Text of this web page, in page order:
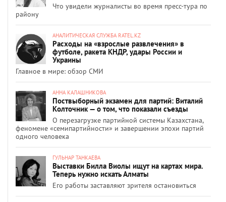
Что увидели журналисты во время пресс-тура по
району
АНАЛИТИЧЕСКАЯ СЛУЖБА RATEL.KZ
Расходы на «взрослые развлечения» в
футболе, ракета КНДР, удары России и
Украины
Главное в мире: обзор СМИ
АННА КАЛАШНИКОВА
Поствыборный экзамен для партий: Виталий
Колточник — о том, что показали съезды
О перезагрузке партийной системы Казахстана,
феномене «семипартийности» и завершении эпохи партий
одного человека
ГУЛЬНАР ТАНКАЕВА
Выставки Билла Виолы ищут на картах мира.
Теперь нужно искать Алматы
Его работы заставляют зрителя остановиться